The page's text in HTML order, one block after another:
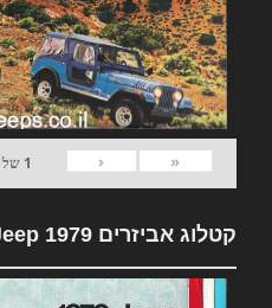
«
‹
1 של
קטלוג אביזרים 1979 Jeep